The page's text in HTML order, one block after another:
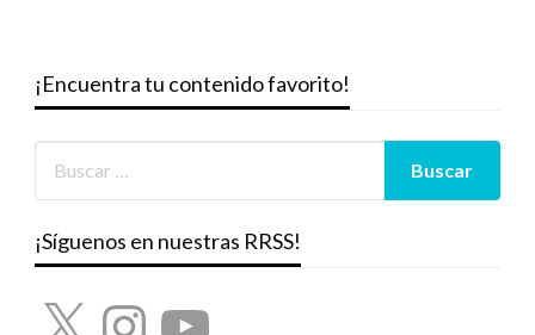
¡Encuentra tu contenido favorito!
¡Síguenos en nuestras RRSS!
X InstagramYouTube